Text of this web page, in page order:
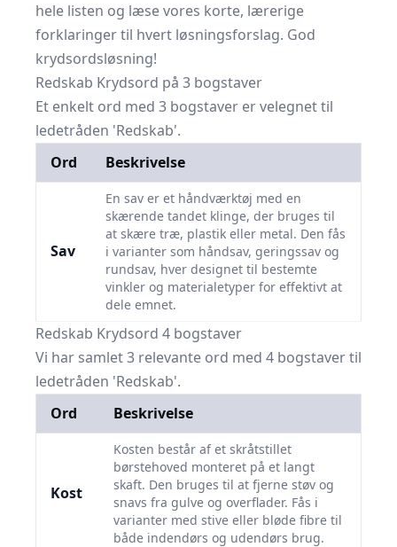
hele listen og læse vores korte, lærerige
forklaringer til hvert løsningsforslag. God
krydsordsløsning!
Redskab Krydsord på 3 bogstaver
Et enkelt ord med 3 bogstaver er velegnet til
ledetråden 'Redskab'.
Ord
Beskrivelse
Sav
En sav er et håndværktøj med en
skærende tandet klinge, der bruges til
at skære træ, plastik eller metal. Den fås
i varianter som håndsav, geringssav og
rundsav, hver designet til bestemte
vinkler og materialetyper for effektivt at
dele emnet.
Redskab Krydsord 4 bogstaver
Vi har samlet 3 relevante ord med 4 bogstaver til
ledetråden 'Redskab'.
Ord
Beskrivelse
Kost
Kosten består af et skråtstillet
børstehoved monteret på et langt
skaft. Den bruges til at fjerne støv og
snavs fra gulve og overflader. Fås i
varianter med stive eller bløde fibre til
både indendørs og udendørs brug.